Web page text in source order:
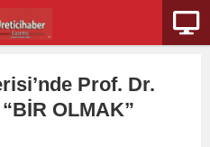
Prof. Dr.
“BİR OLMAK”